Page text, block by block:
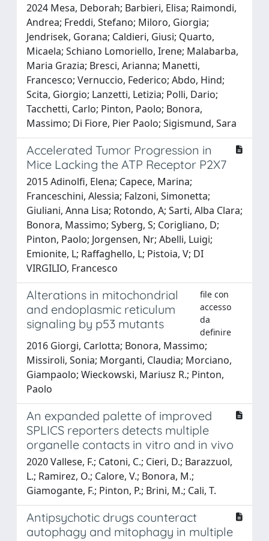
2024 Mesa, Deborah; Barbieri, Elisa; Raimondi,
Andrea; Freddi, Stefano; Miloro, Giorgia;
Jendrisek, Gorana; Caldieri, Giusi; Quarto,
Micaela; Schiano Lomoriello, Irene; Malabarba,
Maria Grazia; Bresci, Arianna; Manetti,
Francesco; Vernuccio, Federico; Abdo, Hind;
Scita, Giorgio; Lanzetti, Letizia; Polli, Dario;
Tacchetti, Carlo; Pinton, Paolo; Bonora,
Massimo; Di Fiore, Pier Paolo; Sigismund, Sara
Accelerated Tumor Progression in
Mice Lacking the ATP Receptor P2X7
2015 Adinolfi, Elena; Capece, Marina;
Franceschini, Alessia; Falzoni, Simonetta;
Giuliani, Anna Lisa; Rotondo, A; Sarti, Alba Clara;
Bonora, Massimo; Syberg, S; Corigliano, D;
Pinton, Paolo; Jorgensen, Nr; Abelli, Luigi;
Emionite, L; Raffaghello, L; Pistoia, V; DI
VIRGILIO, Francesco
Alterations in mitochondrial
and endoplasmic reticulum
signaling by p53 mutants
file con
accesso
da
definire
2016 Giorgi, Carlotta; Bonora, Massimo;
Missiroli, Sonia; Morganti, Claudia; Morciano,
Giampaolo; Wieckowski, Mariusz R.; Pinton,
Paolo
An expanded palette of improved
SPLICS reporters detects multiple
organelle contacts in vitro and in vivo
2020 Vallese, F.; Catoni, C.; Cieri, D.; Barazzuol,
L.; Ramirez, O.; Calore, V.; Bonora, M.;
Giamogante, F.; Pinton, P.; Brini, M.; Cali, T.
Antipsychotic drugs counteract
autophagy and mitophagy in multiple